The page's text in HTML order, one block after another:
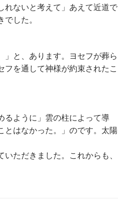
れないと考えて」あえて近道で
した。
」と、あります。ヨセフが葬ら
を通して神様が約束されたこ
るように」雲の柱によって導
とはなかった。」のです。太陽
ただきました。これからも、